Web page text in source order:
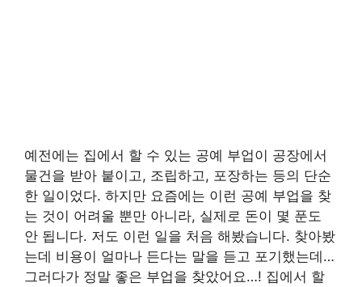
예전에는 집에서 할 수 있는 공예 부업이 공장에서
물건을 받아 붙이고, 조립하고, 포장하는 등의 단순
한 일이었다. 하지만 요즘에는 이런 공예 부업을 찾
는 것이 어려울 뿐만 아니라, 실제로 돈이 몇 푼도
안 됩니다. 저도 이런 일을 처음 해봤습니다. 찾아봤
는데 비용이 얼마나 든다는 말을 듣고 포기했는데…
그러다가 정말 좋은 부업을 찾았어요…! 집에서 할